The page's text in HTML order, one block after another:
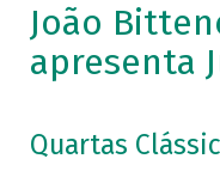
João
apresenta
Quartas